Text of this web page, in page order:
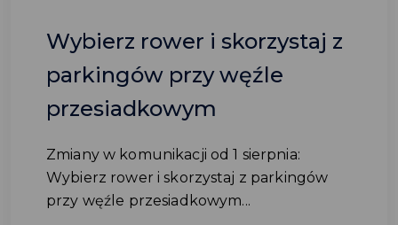
Wybierz rower i skorzystaj z
parkingów przy węźle
przesiadkowym
Zmiany w komunikacji od 1 sierpnia:
Wybierz rower i skorzystaj z parkingów
przy węźle przesiadkowym...